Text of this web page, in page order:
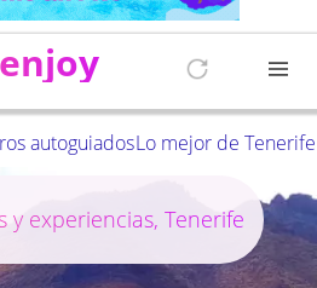
enjoy
autoguiadosLo mejor de Tenerife
y experiencias, Tenerife